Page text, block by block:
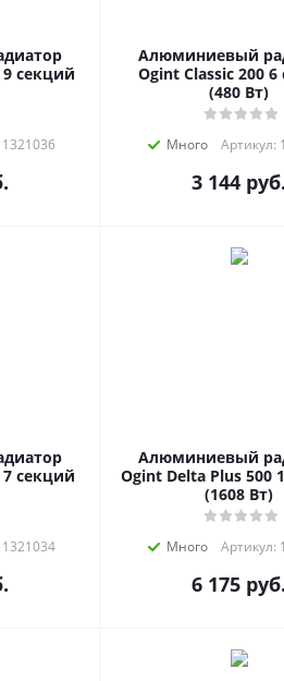
секций
Алюминиевый
Ogint Classic 200
(480 Вт)
Много Артикул:
3 144 руб.
секций
Алюминиевый
Ogint Delta Plus 500
(1608 Вт)
Много Артикул:
6 175 руб.